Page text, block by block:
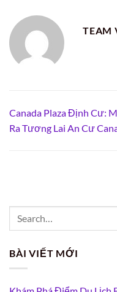
TEAM
Canada Plaza Định Cư:
Ra Tương Lai An Cư
BÀI VIẾT MỚI